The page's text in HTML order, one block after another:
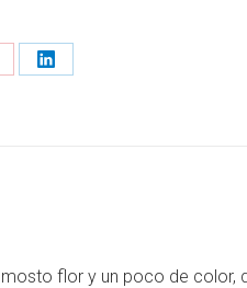
Share
flor y un poco de color,